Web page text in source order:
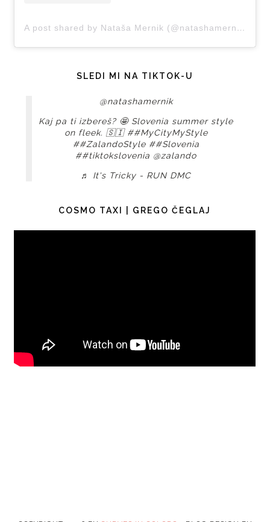
A post shared by Nataša Mernik (@natashamernik)
SLEDI MI NA TIKTOK-U
@natashamernik
Kaj pa ti izbereš? 🤩 Slovenia summer style
on fleek. 🇸🇮 ##MyCityMyStyle
##ZalandoStyle ##Slovenia
##tiktokslovenia @zalando
♬ It's Tricky - RUN DMC
COSMO TAXI | GREGO ČEGLAJ